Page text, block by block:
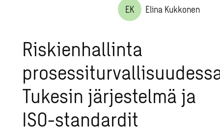
EK Elina Kukkonen
Riskienhallinta
Tukesin järjestelmä ja
ISO-standardit